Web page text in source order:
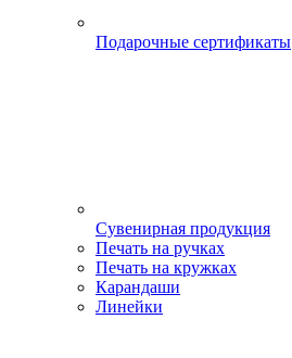
Подарочные сертификаты
Сувенирная продукция
Печать на ручках
Печать на кружках
Карандаши
Линейки